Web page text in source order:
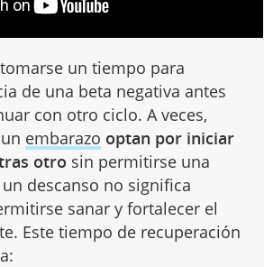
un tiempo para
de una beta negativa antes
con otro ciclo. A veces,
embarazo optan por iniciar
otro sin permitirse una
descanso no significa
sanar y fortalecer el
Este tiempo de recuperación